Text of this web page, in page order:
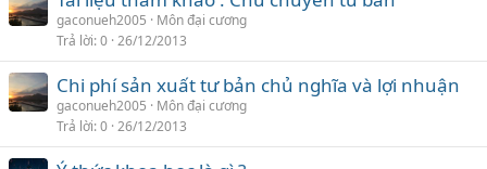
gaconueh2005
Môn đại cương
Trả lời 0 26/12/2013
Chi phí sản xuất tư bản chủ nghĩa và lợi nhuận
gaconueh2005
Môn đại cương
Trả lời 0 26/12/2013